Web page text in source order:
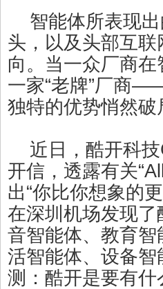
智能体所表现出
头，以及头部互
向。当一众厂商
一家“老牌”厂商
独特的优势悄然破
近日，酷开科技
开信，透露有关
出“你比你想象的
在深圳机场发现
音智能体、教育
活智能体、设备
测：酷开是要有什